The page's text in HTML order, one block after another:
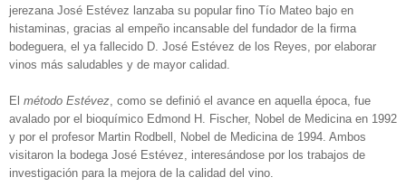
jerezana José Estévez lanzaba su popular fino Tío Mateo bajo en
histaminas, gracias al empeño incansable del fundador de la firma
bodeguera, el ya fallecido D. José Estévez de los Reyes, por elaborar
vinos más saludables y de mayor calidad.
El método Estévez , como se definió el avance en aquella época, fue
avalado por el bioquímico Edmond H. Fischer, Nobel de Medicina en 1992
y por el profesor Martin Rodbell, Nobel de Medicina de 1994. Ambos
visitaron la bodega José Estévez, interesándose por los trabajos de
investigación para la mejora de la calidad del vino.